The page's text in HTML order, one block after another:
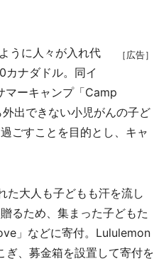
［広告］
うに人々が入れ代
カナダドル。同イ
マーキャンプ「Camp
出できない小児がんの子ど
ごすことを目的とし、キャ
大人も子どもも汗を流し
るため、集まった子どもた
」などに寄付。Lululemon
、募金箱を設置して寄付を